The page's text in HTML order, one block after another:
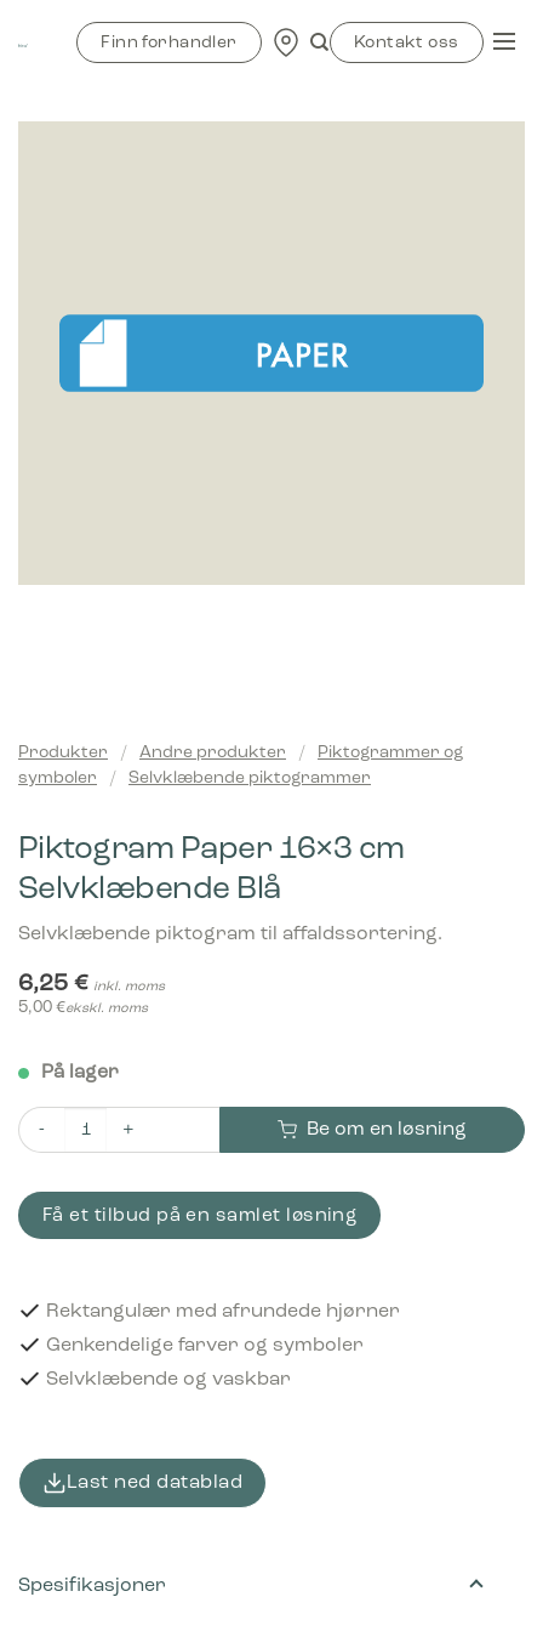
Finn forhandler Kontakt oss
Produkter / Andre produkter /
Piktogrammer og
symboler
/ Selvklæbende piktogrammer
Piktogram Paper 16×3 cm
Selvklæbende Blå
Selvklæbende piktogram til affaldssortering.
6,25 € inkl. moms
5,00 €ekskl. moms
På lager
Piktogram Paper 16x3 cm Selvklæbende Blå antall
Be om en løsning
Få et tilbud på en samlet løsning
Rektangulær med afrundede hjørner
Genkendelige farver og symboler
Selvklæbende og vaskbar
Last ned datablad
Spesifikasjoner